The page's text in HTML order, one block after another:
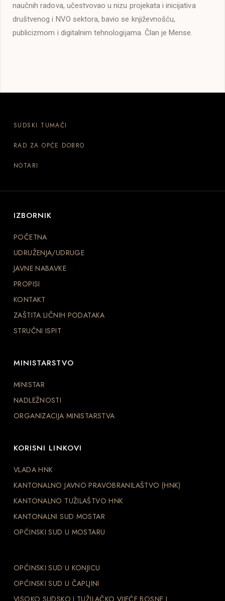
naučnih radova, učestvovao u nizu projekata i inicijativa
društvenog i NVO sektora, bavio se književnošću,
publicizmom i digitalnim tehnologijama. Član je Mense.
SUDSKI TUMAČI
RAD ZA OPĆE DOBRO
NOTARI
IZBORNIK
POČETNA
UDRUŽENJA/UDRUGE
JAVNE NABAVKE
PROPISI
KONTAKT
ZAŠTITA LIČNIH PODATAKA
STRUČNI ISPIT
MINISTARSTVO
MINISTAR
NADLEŽNOSTI
ORGANIZACIJA MINISTARSTVA
KORISNI LINKOVI
VLADA HNK
KANTONALNO JAVNO PRAVOBRANILAŠTVO (HNK)
KANTONALNO TUŽILAŠTVO HNK
KANTONALNI SUD MOSTAR
OPĆINSKI SUD U MOSTARU
OPĆINSKI SUD U KONJICU
OPĆINSKI SUD U ČAPLJINI
VISOKO SUDSKO I TUŽILAČKO VIJEĆE BOSNE I